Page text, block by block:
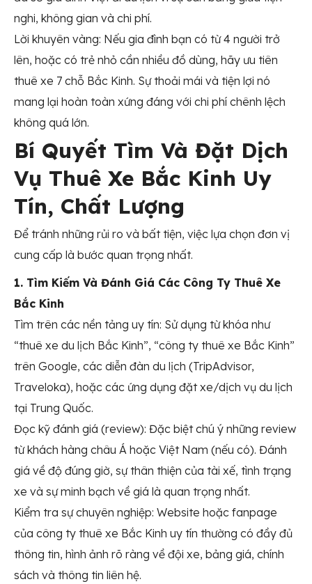
nghi, không gian và chi phí.
Lời khuyên vàng: Nếu gia đình bạn có từ 4 người trở
lên, hoặc có trẻ nhỏ cần nhiều đồ dùng, hãy ưu tiên
thuê xe 7 chỗ Bắc Kinh. Sự thoải mái và tiện lợi nó
mang lại hoàn toàn xứng đáng với chi phí chênh lệch
không quá lớn.
Bí Quyết Tìm Và Đặt Dịch
Vụ Thuê Xe Bắc Kinh Uy
Tín, Chất Lượng
Để tránh những rủi ro và bất tiện, việc lựa chọn đơn vị
cung cấp là bước quan trọng nhất.
1. Tìm Kiếm Và Đánh Giá Các Công Ty Thuê Xe
Bắc Kinh
Tìm trên các nền tảng uy tín: Sử dụng từ khóa như
“thuê xe du lịch Bắc Kinh”, “công ty thuê xe Bắc Kinh”
trên Google, các diễn đàn du lịch (TripAdvisor,
Traveloka), hoặc các ứng dụng đặt xe/dịch vụ du lịch
tại Trung Quốc.
Đọc kỹ đánh giá (review): Đặc biệt chú ý những review
từ khách hàng châu Á hoặc Việt Nam (nếu có). Đánh
giá về độ đúng giờ, sự thân thiện của tài xế, tình trạng
xe và sự minh bạch về giá là quan trọng nhất.
Kiểm tra sự chuyên nghiệp: Website hoặc fanpage
của công ty thuê xe Bắc Kinh uy tín thường có đầy đủ
thông tin, hình ảnh rõ ràng về đội xe, bảng giá, chính
sách và thông tin liên hệ.